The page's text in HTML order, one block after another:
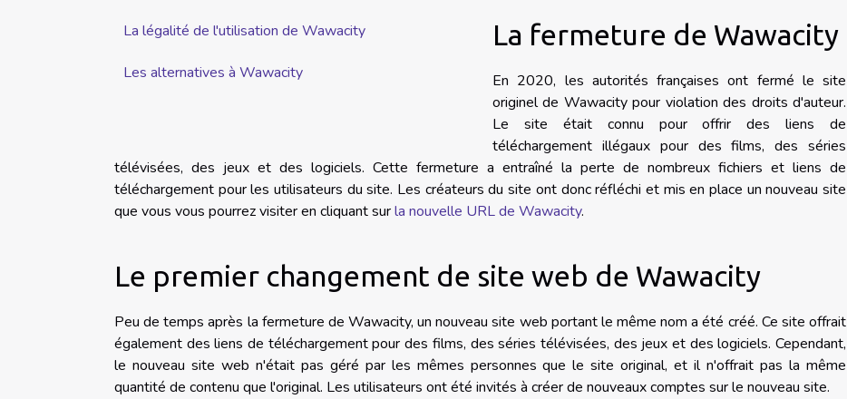
La légalité de l'utilisation de Wawacity
Les alternatives à Wawacity
La fermeture de Wawacity
En 2020, les autorités françaises ont fermé le site
originel de Wawacity pour violation des droits d'auteur.
Le site était connu pour offrir des liens de
téléchargement illégaux pour des films, des séries
télévisées, des jeux et des logiciels. Cette fermeture a entraîné la perte de nombreux fichiers et liens de
téléchargement pour les utilisateurs du site. Les créateurs du site ont donc réfléchi et mis en place un nouveau site
que vous vous pourrez visiter en cliquant surla nouvelle URL de Wawacity.
Le premier changement de site web de Wawacity
Peu de temps après la fermeture de Wawacity, un nouveau site web portant le même nom a été créé. Ce site offrait
également des liens de téléchargement pour des films, des séries télévisées, des jeux et des logiciels. Cependant,
le nouveau site web n'était pas géré par les mêmes personnes que le site original, et il n'offrait pas la même
quantité de contenu que l'original. Les utilisateurs ont été invités à créer de nouveaux comptes sur le nouveau site.